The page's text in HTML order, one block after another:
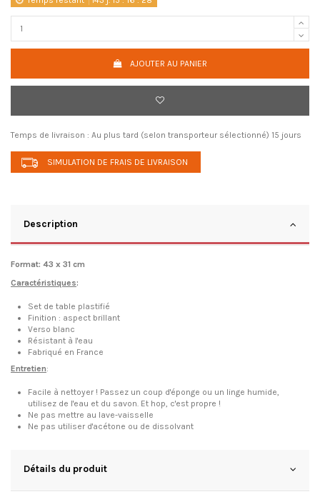
AJOUTER AU PANIER
Temps de livraison : Au plus tard (selon transporteur sélectionné) 15 jours
SIMULATION DE FRAIS DE LIVRAISON
Description
Format: 43 x 31 cm
Caractéristiques:
Set de table plastifié
Finition : aspect brillant
Verso blanc
Résistant à l'eau
Fabriqué en France
Entretien:
Facile à nettoyer ! Passez un coup d'éponge ou un linge humide,
utilisez de l'eau et du savon. Et hop, c'est propre !
Ne pas mettre au lave-vaisselle
Ne pas utiliser d'acétone ou de dissolvant
Détails du produit